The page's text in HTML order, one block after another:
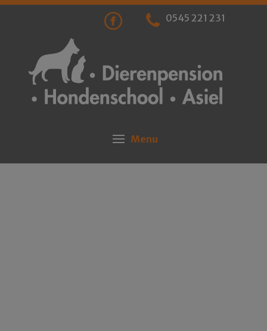
0545 221 231